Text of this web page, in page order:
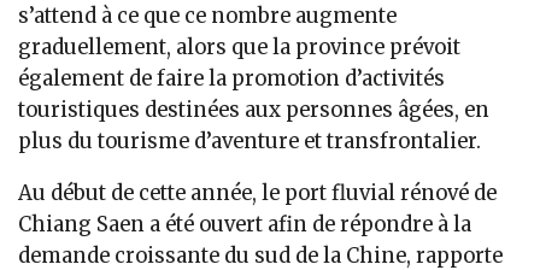
s’attend à ce que ce nombre augmente
graduellement, alors que la province prévoit
également de faire la promotion d’activités
touristiques destinées aux personnes âgées, en
plus du tourisme d’aventure et transfrontalier.
Au début de cette année, le port fluvial rénové de
Chiang Saen a été ouvert afin de répondre à la
demande croissante du sud de la Chine, rapporte